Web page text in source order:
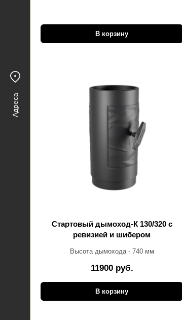
Адреса
В корзину
Стартовый дымоход-К 130/320 с
ревизией и шибером
Высота дымохода - 740 мм
11900 руб.
В корзину